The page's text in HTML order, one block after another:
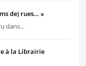
de) rues… »
dans...
à la Librairie